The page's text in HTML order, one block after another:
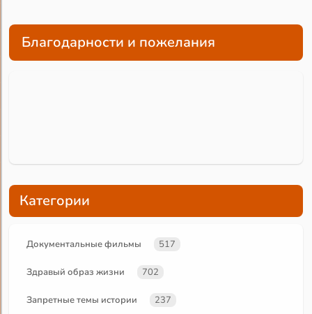
Благодарности и пожелания
Категории
Документальные фильмы 517
Здравый образ жизни 702
Запретные темы истории 237